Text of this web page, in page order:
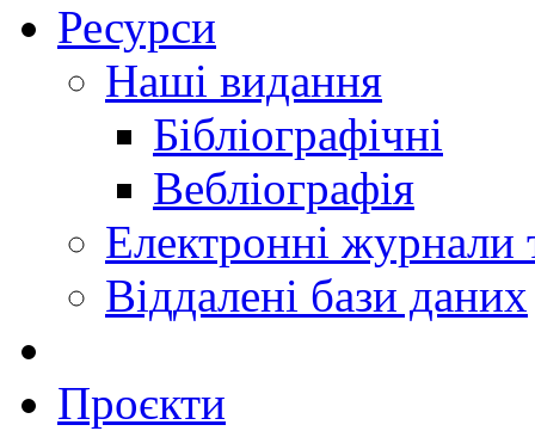
Ресурси
Наші видання
Бібліографічні
Вебліографія
Електронні
Віддалені бази даних
Проєкти